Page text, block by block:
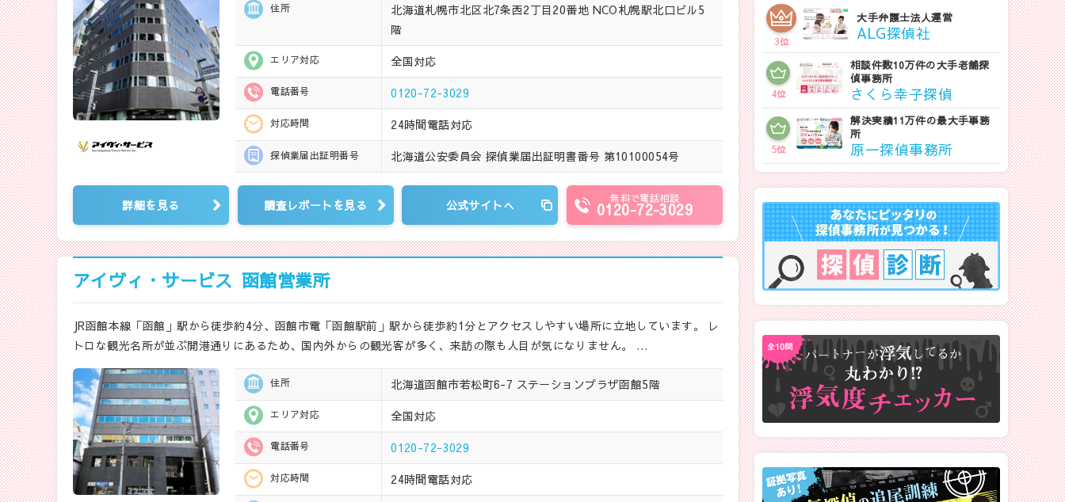
住所
北海道札幌市北区北7条西2丁目20番地 NCO札幌駅北口ビル5
階
エリア対応 全国対応
電話番号 0120-72-3029
対応時間 24時間電話対応
探偵業届出証明番号 北海道公安委員会 探偵業届出証明書番号 第10100054号
詳細を見る 調査レポートを見る 公式サイトへ 無料で電話相談
0120-72-3029
アイヴィ・サービス 函館営業所
JR函館本線「函館」駅から徒歩約4分、函館市電「函館駅前」駅から徒歩約1分とアクセスしやすい場所に立地しています。 レ
トロな観光名所が並ぶ開港通りにあるため、国内外からの観光客が多く、来訪の際も人目が気になりません。 …
住所 北海道函館市若松町6-7 ステーションプラザ函館5階
エリア対応 全国対応
電話番号 0120-72-3029
対応時間 24時間電話対応
3位
大手弁護士法人運営
ALG探偵社
4位
相談件数10万件の大手老舗探
偵事務所
さくら幸子探偵
5位
解決実績11万件の最大手事務
所
原一探偵事務所